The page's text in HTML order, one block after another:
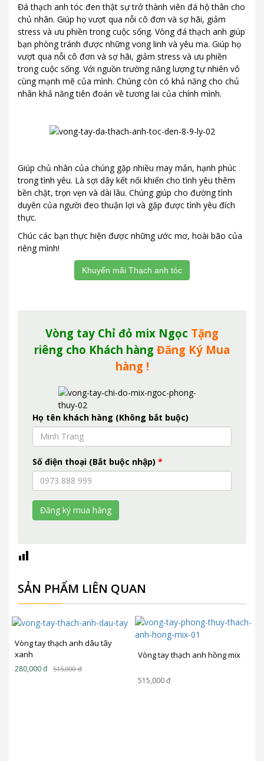
Đá thạch anh tóc đen thật sự trở thành viên đá hộ thân cho
chủ nhân. Giúp họ vượt qua nỗi cô đơn và sợ hãi, giảm
stress và ưu phiền trong cuộc sống. Vòng đá thạch anh giúp
bạn phòng tránh được những vong linh và yêu ma. Giúp họ
vượt qua nỗi cô đơn và sợ hãi, giảm stress và ưu phiền
trong cuộc sống. Với nguồn trường năng lượng tự nhiên vô
cùng mạnh mẽ của mình. Chúng còn có khả năng cho chủ
nhân khả năng tiên đoán về tương lai của chính mình.
Giúp chủ nhân của chúng gặp nhiều may mắn, hạnh phúc
trong tình yêu. Là sợi dây kết nối khiến cho tình yêu thêm
bền chặt, trọn vẹn và dài lâu. Chúng giúp cho đường tình
duyên của người đeo thuận lợi và gặp được tình yêu đích
thực.
Chúc các bạn thực hiện được những ước mơ, hoài bão của
riêng mình!
Khuyến mãi Thạch anh tóc
Vòng tay Chỉ đỏ mix Ngọc Tặng
riêng cho Khách hàng Đăng Ký Mua
hàng !
Họ tên khách hàng (Không bắt buộc)
Số điện thoại (Bắt buộc nhập) *
SẢN PHẨM LIÊN QUAN
Vòng tay thạch anh dâu tây
xanh
515,000đ
280,000đ
Vòng tay thạch anh hồng mix
515,000đ